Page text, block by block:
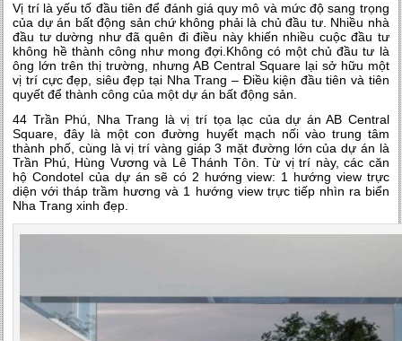
Vị trí là yếu tố đầu tiên để đánh giá quy mô và mức độ sang trọng
của dự án bất động sản chứ không phải là chủ đầu tư. Nhiều nhà
đầu tư dường như đã quên đi điều này khiến nhiều cuộc đầu tư
không hề thành công như mong đợi.Không có một chủ đầu tư là
ông lớn trên thị trường, nhưng AB Central Square lại sở hữu một
vị trí cực đẹp, siêu đẹp tại Nha Trang – Điều kiện đầu tiên và tiên
quyết để thành công của một dự án bất động sản.
44 Trần Phú, Nha Trang là vị trí tọa lạc của dự án AB Central
Square, đây là một con đường huyết mạch nối vào trung tâm
thành phố, cùng là vị trí vàng giáp 3 mặt đường lớn của dự án là
Trần Phú, Hùng Vương và Lê Thánh Tôn. Từ vị trí này, các căn
hộ Condotel của dự án sẽ có 2 hướng view: 1 hướng view trực
diện với tháp trầm hương và 1 hướng view trực tiếp nhìn ra biển
Nha Trang xinh đẹp.